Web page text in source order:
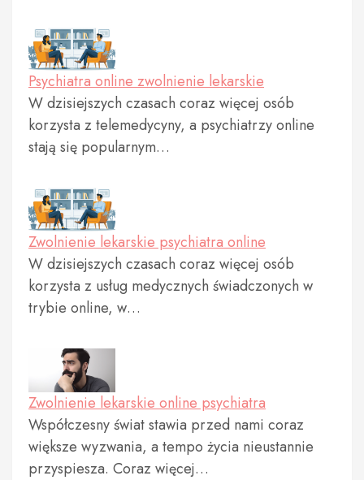
Psychiatra online zwolnienie lekarskie
W dzisiejszych czasach coraz więcej osób
korzysta z telemedycyny, a psychiatrzy online
stają się popularnym…
Zwolnienie lekarskie psychiatra online
W dzisiejszych czasach coraz więcej osób
korzysta z usług medycznych świadczonych w
trybie online, w…
Zwolnienie lekarskie online psychiatra
Współczesny świat stawia przed nami coraz
większe wyzwania, a tempo życia nieustannie
przyspiesza. Coraz więcej…